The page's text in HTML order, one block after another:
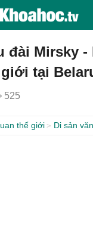
đài Mirsky -
tại
525
thế giới Di sản